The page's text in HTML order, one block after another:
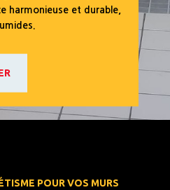
harmonieuse et durable,
POUR VOS MURS